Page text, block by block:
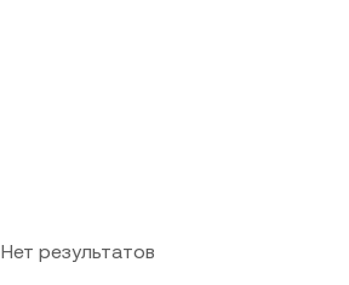
Нет результатов